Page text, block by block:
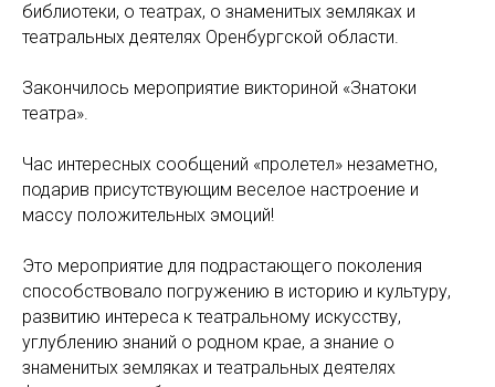
библиотеки, о театрах, о знаменитых земляках и
театральных деятелях Оренбургской области.
Закончилось мероприятие викториной «Знатоки
театра».
Час интересных сообщений «пролетел» незаметно,
подарив присутствующим веселое настроение и
массу положительных эмоций!
Это мероприятие для подрастающего поколения
способствовало погружению в историю и культуру,
развитию интереса к театральному искусству,
углублению знаний о родном крае, а знание о
знаменитых земляках и театральных деятелях